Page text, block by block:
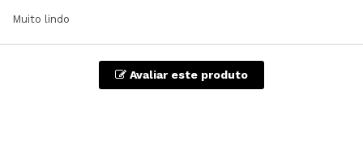
Muito lindo
Avaliar este produto